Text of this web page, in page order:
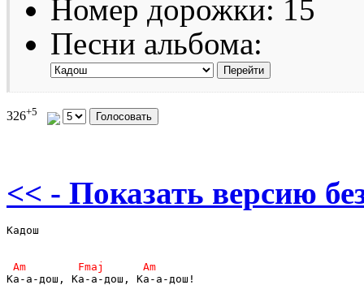
Номер дорожки: 15
Песни альбома:
326+5
<< - Показать версию
Кадош